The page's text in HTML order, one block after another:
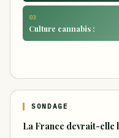
03
Culture cannabis :
SONDAGE
La France devrait-elle